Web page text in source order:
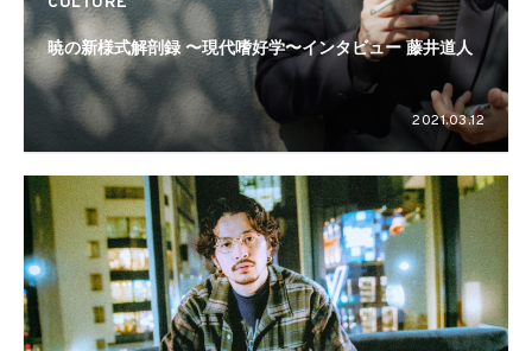
暁の新様式解剖録 〜現代嗜好学〜インタビュー 藤井道人
2021.03.12